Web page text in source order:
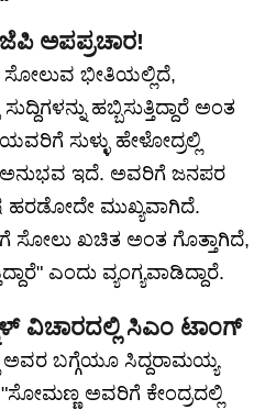
ಅಪಪ್ರಚಾರ!
ಭೀತಿಯಲ್ಲಿದೆ,
ಹಬ್ಬಿಸುತ್ತಿದ್ದಾರೆ ಅಂತ
ಸುಳ್ಳು ಹೇಳೋದ್ರಲ್ಲಿ
ಇದೆ. ಅವರಿಗೆ ಜನಪರ
ಹರಡೋದೇ ಮುಖ್ಯವಾಗಿದೆ.
ಖಚಿತ ಅಂತ ಗೊತ್ತಾಗಿದೆ,
ಎಂದು ವ್ಯಂಗ್ಯವಾಡಿದ್ದಾರೆ.
ವಿಚಾರದಲ್ಲಿ ಸಿಎಂ ಟಾಂಗ್
ಬಗ್ಗೆಯೂ ಸಿದ್ದರಾಮಯ್ಯ
ಅವರಿಗೆ ಕೇಂದ್ರದಲ್ಲಿ